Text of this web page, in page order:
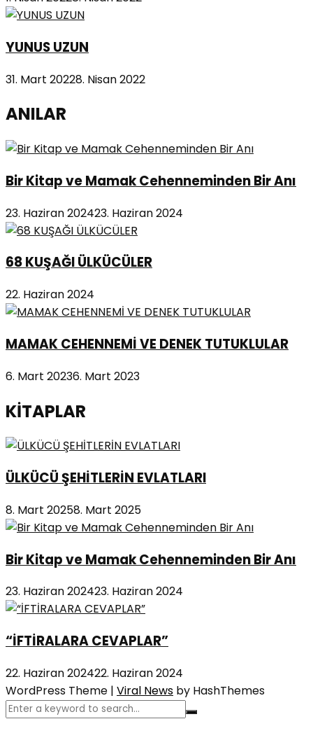
YUNUS UZUN
31. Mart 20228. Nisan 2022
ANILAR
Bir Kitap ve Mamak Cehenneminden Bir Anı
23. Haziran 202423. Haziran 2024
68 KUŞAĞI ÜLKÜCÜLER
22. Haziran 2024
MAMAK CEHENNEMİ VE DENEK TUTUKLULAR
6. Mart 20236. Mart 2023
KİTAPLAR
ÜLKÜCÜ ŞEHİTLERİN EVLATLARI
8. Mart 20258. Mart 2025
Bir Kitap ve Mamak Cehenneminden Bir Anı
23. Haziran 202423. Haziran 2024
“İFTİRALARA CEVAPLAR”
22. Haziran 202422. Haziran 2024
WordPress Theme | Viral News by HashThemes